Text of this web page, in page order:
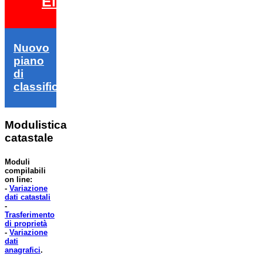
Nuovo
piano
di
classifica
Modulistica
catastale
Moduli
compilabili
on line:
- Variazione
dati catastali
-
Trasferimento
di proprietà
- Variazione
dati
anagrafici.